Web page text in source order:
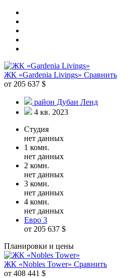
ЖК «Gardenia Livings» Сравнить
от 205 637 $
район Дубаи Ленд
4 кв. 2023
Студия
нет данных
1 комн.
нет данных
2 комн.
нет данных
3 комн.
нет данных
4 комн.
нет данных
Евро 3
от 205 637 $
Планировки и цены
ЖК «Nobles Tower» Сравнить
от 408 441 $